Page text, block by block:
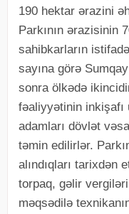
190 hektar ərazini
Parkının ərazisinin
sahibkarların
sayına görə
sonra ölkədə
fəaliyyətinin inkişafı
adamları dövlət
təmin edilirlər.
alındıqları tarixdən
torpaq, gəlir
məqsədilə